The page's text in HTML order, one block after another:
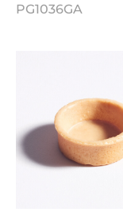
PG1036GA